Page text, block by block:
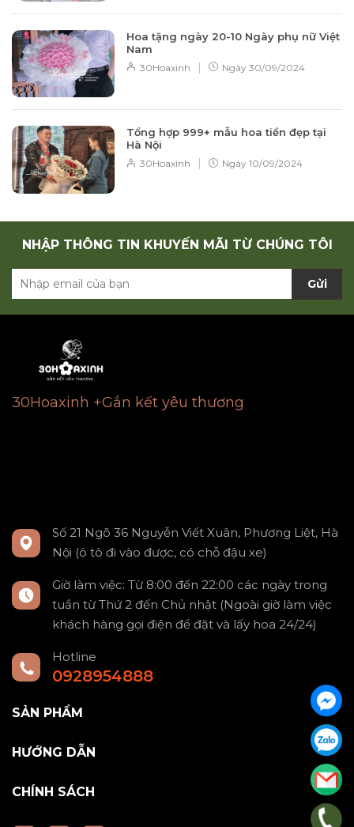
Hoa tặng ngày 20-10 Ngày phụ nữ Việt
Nam
30Hoaxinh | Ngày 30/09/2024
Tổng hợp 999+ mẫu hoa tiền đẹp tại
Hà Nội
30Hoaxinh Ngày 10/09/2024
NHẬP THÔNG TIN KHUYẾN MÃI TỪ CHÚNG TÔI
Gửi
30Hoaxinh +Gắn kết yêu thương
Số 21 Ngõ 36 Nguyễn Viết Xuân, Phương Liệt, Hà
Nội (ô tô đi vào được, có chỗ đậu xe)
Giờ làm việc: Từ 8:00 đến 22:00 các ngày trong
tuần từ Thứ 2 đến Chủ nhật (Ngoài giờ làm việc
khách hàng gọi điện để đặt và lấy hoa 24/24)
Hotline
0928954888
SẢN PHẨM
HƯỚNG DẪN
CHÍNH SÁCH